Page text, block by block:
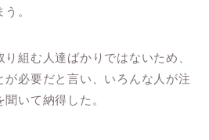
。
組む人達ばかりではないため、
必要だと言い、いろんな人が注
いて納得した。